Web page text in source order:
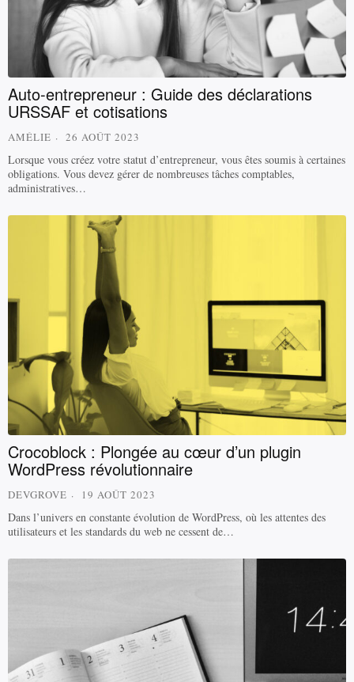
Auto-entrepreneur : Guide des déclarations
URSSAF et cotisations
AMÉLIE 26 AOÛT 2023
Lorsque vous créez votre statut d’entrepreneur, vous êtes soumis à certaines
obligations. Vous devez gérer de nombreuses tâches comptables,
administratives…
Crocoblock : Plongée au cœur d’un plugin
WordPress révolutionnaire
DEVGROVE 19 AOÛT 2023
Dans l’univers en constante évolution de WordPress, où les attentes des
utilisateurs et les standards du web ne cessent de…